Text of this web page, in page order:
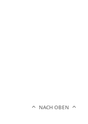
NACH OBEN